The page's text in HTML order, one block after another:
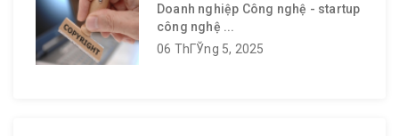
Doanh nghiệp Công nghệ - startup
công nghệ ...
06 ThГЎng 5, 2025